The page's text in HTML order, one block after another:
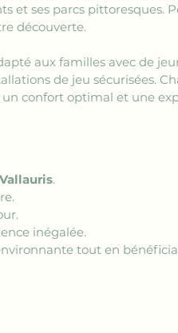
et ses parcs pittoresques.
découverte.
aux familles avec de
de jeu sécurisées.
confort optimal et une
Vallauris.
inégalée.
tout en